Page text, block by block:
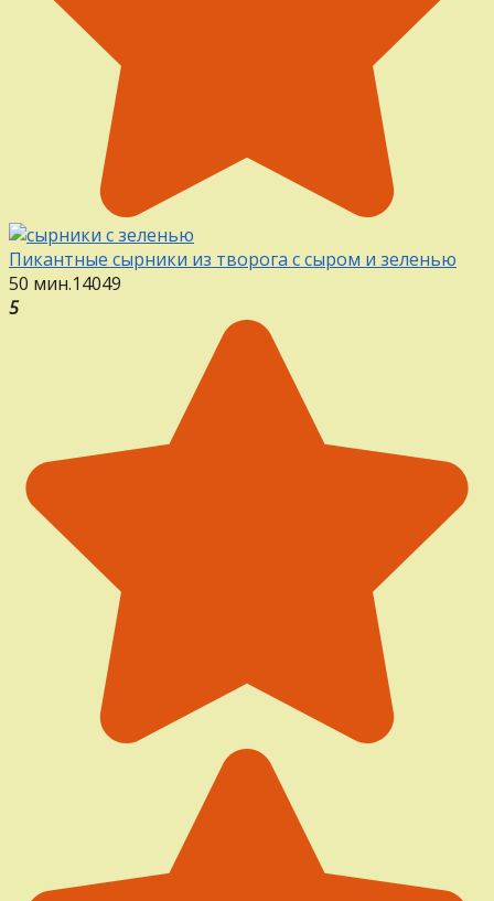
Пикантные сырники из творога с сыром и зеленью
50 мин.14049
5